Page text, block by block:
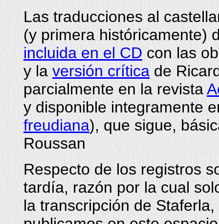
Las traducciones al
(y primera históricamente)
incluida en el CDcon las
y laversión críticade
parcialmente en la revista
y disponible integramente
freudiana), que sigue,
Roussan
Respecto de los registros
tardía, razón por la cual
la transcripción de